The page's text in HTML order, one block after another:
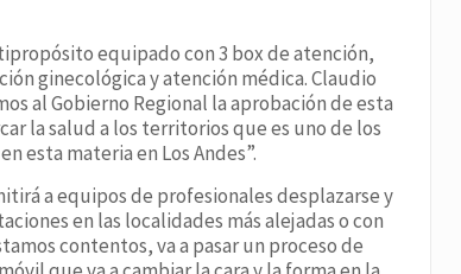
equipado con 3 box de atención,
ginecológica y atención médica. Claudio
al Gobierno Regional la aprobación de esta
la salud a los territorios que es uno de los
esta materia en Los Andes”.
a equipos de profesionales desplazarse y
en las localidades más alejadas o con
contentos, va a pasar un proceso de